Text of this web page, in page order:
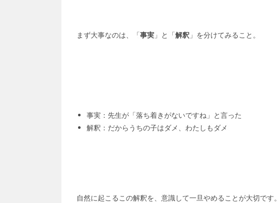
まず大事なのは、「事実 」と「解釈 」を分けてみること。
事実：先生が「落ち着きがないですね」と言った
解釈：だからうちの子はダメ、わたしもダメ
自然に起こるこの解釈を、意識して一旦やめることが大切です。